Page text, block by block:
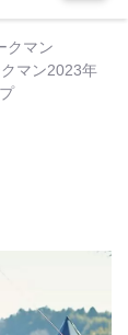
クマン
マン2023年